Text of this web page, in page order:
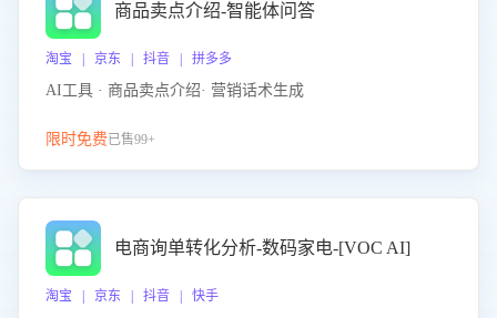
商品卖点介绍-智能体问答
淘宝 | 京东 | 抖音 | 拼多多
AI工具 · 商品卖点介绍· 营销话术生成
限时免费已售99+
电商询单转化分析-数码家电-[VOC AI]
淘宝 | 京东 | 抖音 | 快手